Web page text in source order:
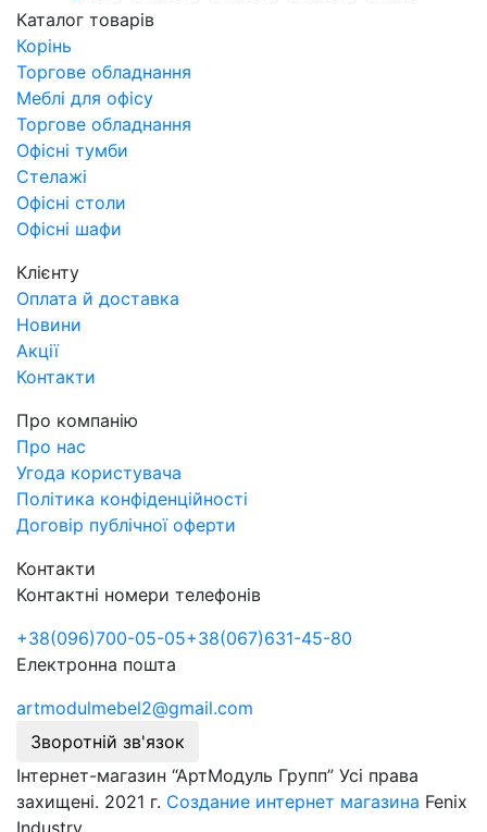
АртМодуль Груп
Артикул
ОТК-11
Каталог товарів
Корінь
Торгове обладнання
Меблі для офісу
Торгове обладнання
Офісні тумби
Стелажі
Офісні столи
Офісні шафи
Клієнту
Оплата й доставка
Новини
Акції
Контакти
Про компанію
Про нас
Угода користувача
Політика конфіденційності
Договір публічної оферти
Контакти
Контактні номери телефонів
+38(096)700-05-05+38(067)631-45-80
Електронна пошта
artmodulmebel2@gmail.com
Зворотній зв'язок
Інтернет-магазин “АртМодуль Групп” Усі права
захищені. 2021 г. Создание интернет магазина Fenix